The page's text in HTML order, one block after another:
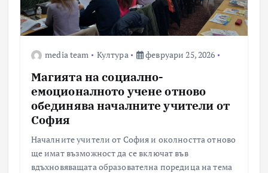
media team Култура февруари 25, 2026
Магията на социално-
емоционалното учене отново
обединява началните учители от
София
Началните учители от София и околността отново
ще имат възможност да се включат във
вдъхновяващата образователна поредица на тема